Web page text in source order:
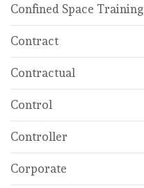
Confined Space Training
Contract
Contractual
Control
Controller
Corporate